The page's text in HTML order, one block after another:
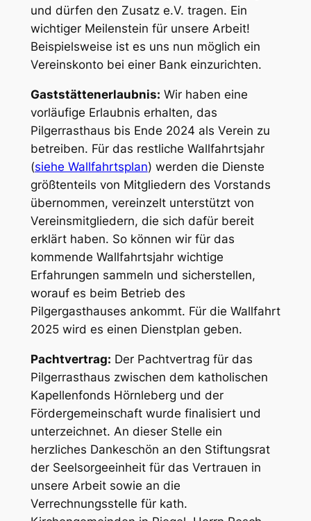
und dürfen den Zusatz e.V. tragen. Ein
wichtiger Meilenstein für unsere Arbeit!
Beispielsweise ist es uns nun möglich ein
Vereinskonto bei einer Bank einzurichten.
Gaststättenerlaubnis: Wir haben eine
vorläufige Erlaubnis erhalten, das
Pilgerrasthaus bis Ende 2024 als Verein zu
betreiben. Für das restliche Wallfahrtsjahr
(siehe Wallfahrtsplan) werden die Dienste
größtenteils von Mitgliedern des Vorstands
übernommen, vereinzelt unterstützt von
Vereinsmitgliedern, die sich dafür bereit
erklärt haben. So können wir für das
kommende Wallfahrtsjahr wichtige
Erfahrungen sammeln und sicherstellen,
worauf es beim Betrieb des
Pilgergasthauses ankommt. Für die Wallfahrt
2025 wird es einen Dienstplan geben.
Pachtvertrag: Der Pachtvertrag für das
Pilgerrasthaus zwischen dem katholischen
Kapellenfonds Hörnleberg und der
Fördergemeinschaft wurde finalisiert und
unterzeichnet. An dieser Stelle ein
herzliches Dankeschön an den Stiftungsrat
der Seelsorgeeinheit für das Vertrauen in
unsere Arbeit sowie an die
Verrechnungsstelle für kath.